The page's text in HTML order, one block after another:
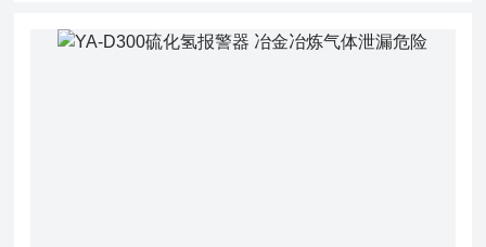
光报警分贝更高。